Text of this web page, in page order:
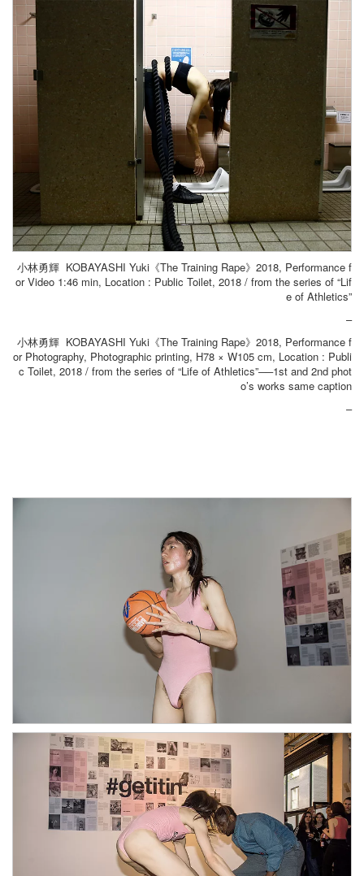
小林勇輝 KOBAYASHI Yuki《The Training Rape》2018, Performance f
or Video 1:46 min, Location : Public Toilet, 2018 / from the series of “Lif
e of Athletics”
–
小林勇輝 KOBAYASHI Yuki《The Training Rape》2018, Performance f
or Photography, Photographic printing, H78 × W105 cm, Location : Publi
c Toilet, 2018 / from the series of “Life of Athletics”──1st and 2nd phot
o’s works same caption
–